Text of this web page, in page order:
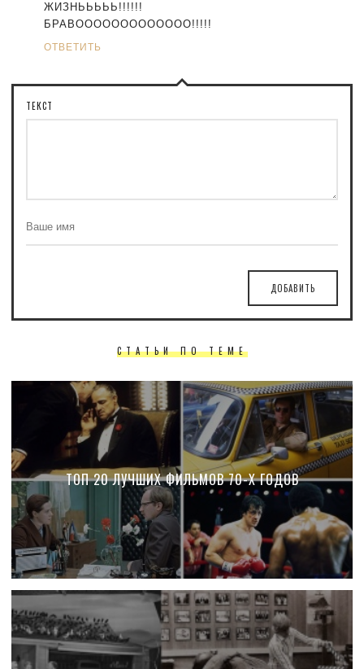
ЖИЗНЬЬЬЬЬ!!!!!!
БРАВООООООООООООО!!!!!
ОТВЕТИТЬ
ТЕКСТ
ДОБАВИТЬ
СТАТЬИ ПО ТЕМЕ
ТОП 20 ЛУЧШИХ ФИЛЬМОВ 70-Х ГОДОВ